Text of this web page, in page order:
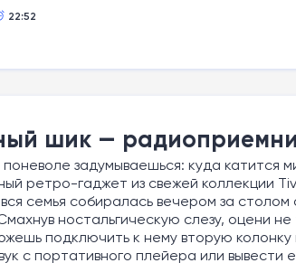
22:52
шик —
задумываешься: куда катится
ретро-гаджет из свежей коллекции
семья собиралась вечером за
ностальгическую слезу, оцени
подключить к нему вторую
с портативного плейера или вывести